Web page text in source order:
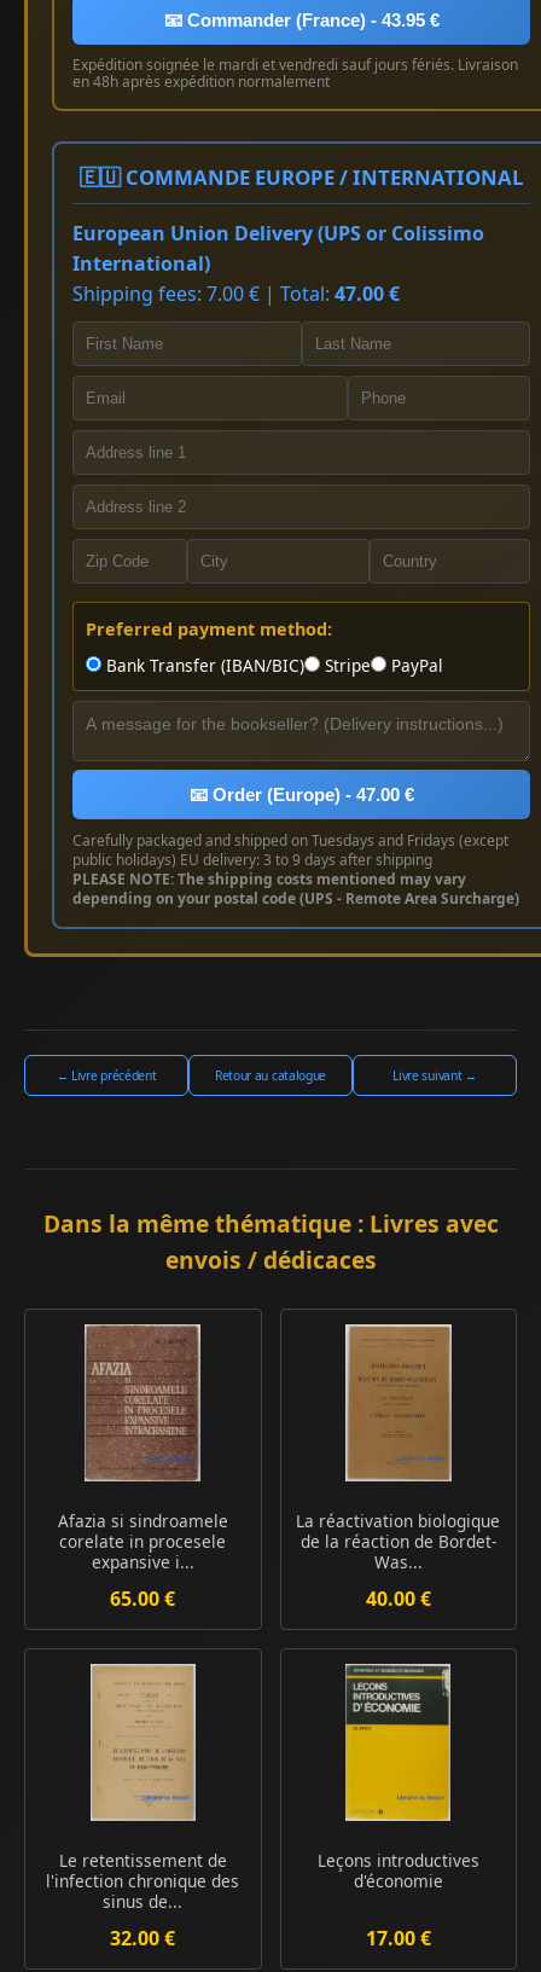
📧 Commander (France) - 43.95 €
Expédition soignée le mardi et vendredi sauf jours fériés. Livraison
en 48h après expédition normalement
🇪🇺 COMMANDE EUROPE / INTERNATIONAL
European Union Delivery (UPS or Colissimo
International)
Shipping fees: 7.00 € | Total: 47.00 €
Preferred payment method:
Bank Transfer (IBAN/BIC)
Stripe PayPal
📧 Order (Europe) - 47.00 €
Carefully packaged and shipped on Tuesdays and Fridays (except
public holidays) EU delivery: 3 to 9 days after shipping
PLEASE NOTE: The shipping costs mentioned may vary
depending on your postal code (UPS - Remote Area Surcharge)
← Livre précédent Retour au catalogue Livre suivant →
Dans la même thématique : Livres avec
envois / dédicaces
Afazia si sindroamele
corelate in procesele
expansive i...
65.00 €
La réactivation biologique
de la réaction de Bordet-
Was...
40.00 €
Le retentissement de
l'infection chronique des
sinus de...
32.00 €
Leçons introductives
d'économie
17.00 €